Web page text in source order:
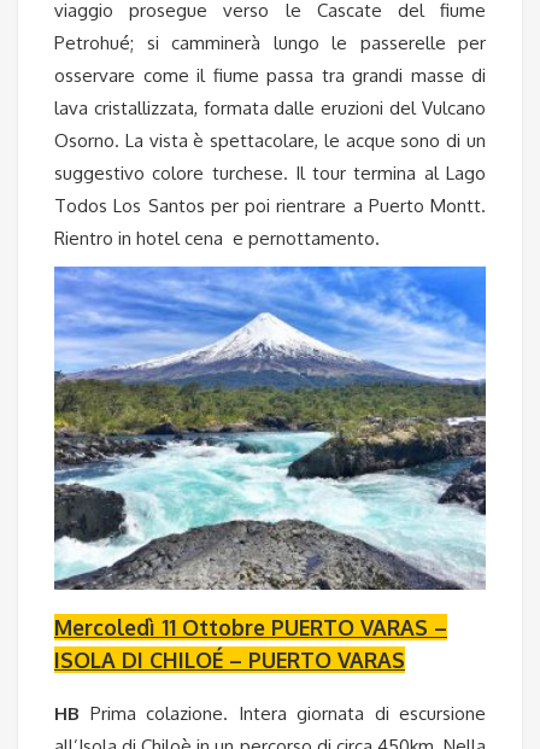
viaggio prosegue verso le Cascate del fiume
Petrohué; si camminerà lungo le passerelle per
osservare come il fiume passa tra grandi masse di
lava cristallizzata, formata dalle eruzioni del Vulcano
Osorno. La vista è spettacolare, le acque sono di un
suggestivo colore turchese. Il tour termina al Lago
Todos Los Santos per poi rientrare a Puerto Montt.
Rientro in hotel cena e pernottamento.
Mercoledì 11 Ottobre PUERTO VARAS –
ISOLA DI CHILOÉ – PUERTO VARAS
HB Prima colazione. Intera giornata di escursione